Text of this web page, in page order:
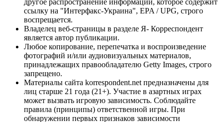
другое распространение информации, которое содержит
ссылку на "Интерфакс-Украина", EPA / UPG, строго
воспрещается.
Владелец веб-страницы в разделе Я- Корреспондент
является автор публикации.
Любое копирование, перепечатка и воспроизведение
фотографий и/или аудиовизуальных материалов,
принадлежащих правообладателю Getty Images, строго
запрещено.
Материалы сайта korrespondent.net предназначены для
лиц старше 21 года (21+). Участие в азартных играх
может вызвать игровую зависимость. Соблюдайте
правила (принципы) ответственной игры. При
обнаружении первых признаков зависимости